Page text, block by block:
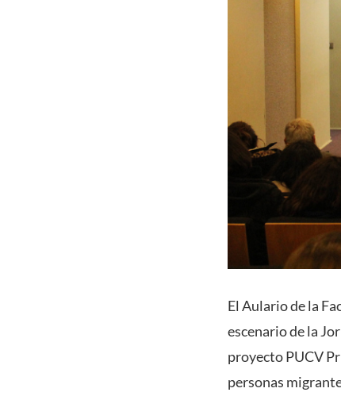
El Aulario de la
escenario de la
proyecto PUCV
personas